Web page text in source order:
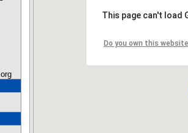
This page can't load
Do you own this